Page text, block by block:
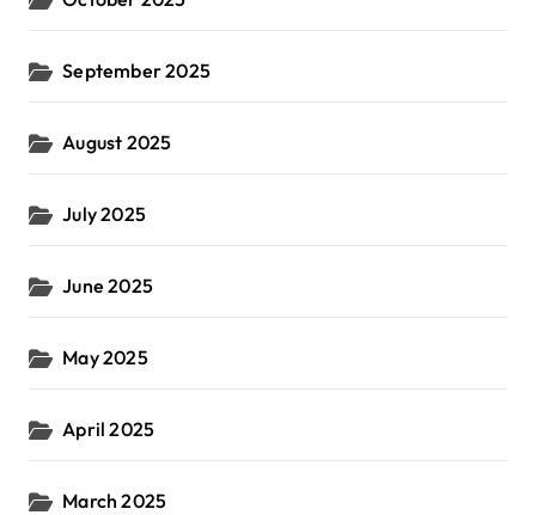
September 2025
August 2025
July 2025
June 2025
May 2025
April 2025
March 2025